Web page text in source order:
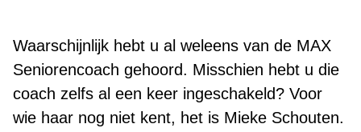
Waarschijnlijk hebt u al weleens van de MAX
Seniorencoach gehoord. Misschien hebt u die
coach zelfs al een keer ingeschakeld? Voor
wie haar nog niet kent, het is Mieke Schouten.